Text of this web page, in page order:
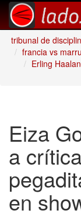
tribunal de
francia vs
Erling
Eiza
a
en